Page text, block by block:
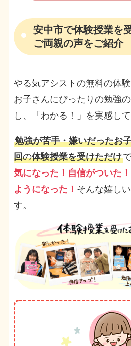
安中市で体験授業を
ご両親の声をご紹介
やる気アシストの無料の体
お子さんにぴったりの勉強
し、「わかる！」を実感し
勉強が苦手・嫌いだったお
回の体験授業を受けただけ
気になった！自信がついた
ようになった！ そんな嬉し
す。